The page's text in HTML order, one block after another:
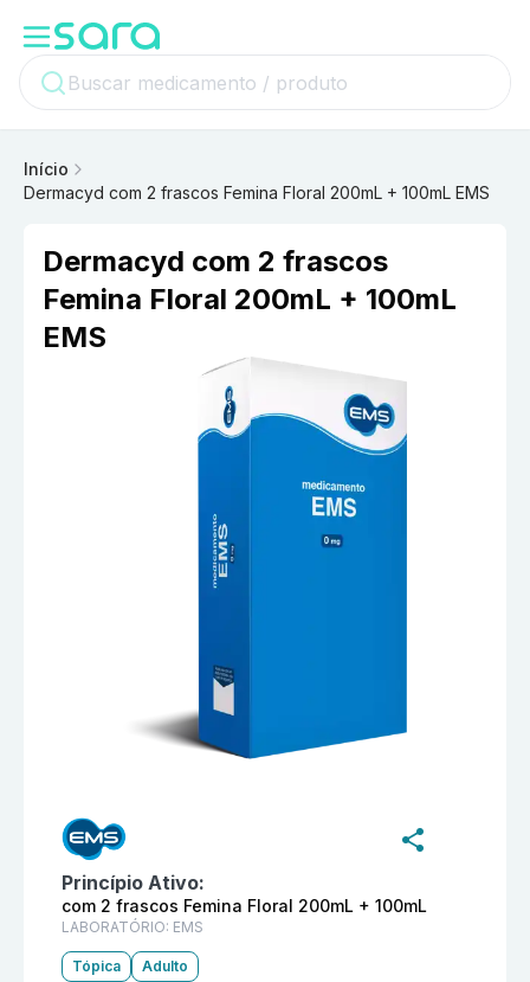
Início
Dermacyd com 2 frascos Femina Floral 200mL + 100mL EMS
Dermacyd com 2 frascos
Femina Floral 200mL + 100mL
EMS
Princípio Ativo:
com 2 frascos Femina Floral 200mL + 100mL
LABORATÓRIO: EMS
Tópica Adulto